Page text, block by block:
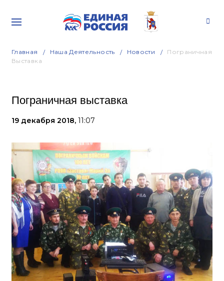
Главная Наша Деятельность Новости
Пограничная
Выставка
Пограничная выставка
19 декабря 2018, 11:07